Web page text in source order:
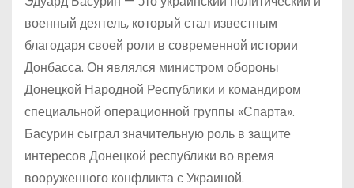
военный деятель, который стал известным
благодаря своей роли в современной истории
Донбасса. Он являлся министром обороны
Донецкой Народной Республики и командиром
специальной операционной группы «Спарта».
Басурин сыграл значительную роль в защите
интересов Донецкой республики во время
вооруженного конфликта с Украиной.